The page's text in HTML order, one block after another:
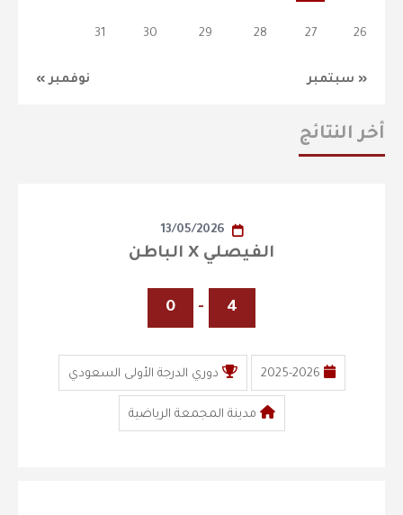
« سبتمبر نوفمبر »
26
27
28
29
30
31
أخر النتائج
13/05/2026
الفيصلي X الباطن
4
-
0
2025-2026 دوري الدرجة الأولى السعودي
مدينة المجمعة الرياضية